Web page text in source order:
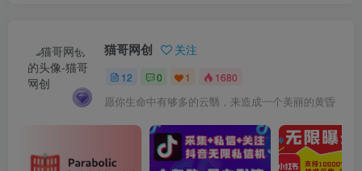
猫哥网创 关注
12 0 1 1680
愿你生命中有够多的云翳，来造成一个美丽的黄昏